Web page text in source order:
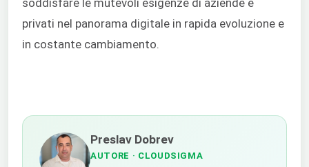
privati nel panorama digitale in rapida evoluzione e
in costante cambiamento.
Preslav Dobrev
AUTORE · CLOUDSIGMA